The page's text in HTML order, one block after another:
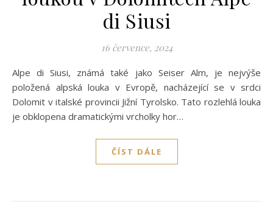
di Siusi
16 července, 2024
Alpe di Siusi, známá také jako Seiser Alm, je nejvýše
položená alpská louka v Evropě, nacházející se v srdci
Dolomit v italské provincii Jižní Tyrolsko. Tato rozlehlá louka
je obklopena dramatickými vrcholky hor…
ČÍST DÁLE